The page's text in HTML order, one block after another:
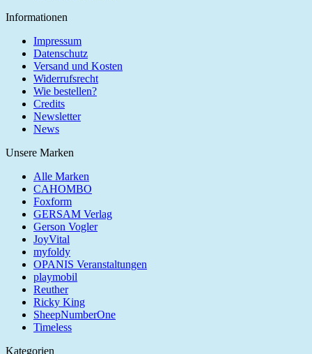
Informationen
Impressum
Datenschutz
Versand und Kosten
Widerrufsrecht
Wie bestellen?
Credits
Newsletter
News
Unsere Marken
Alle Marken
CAHOMBO
Foxform
GERSAM Verlag
Gerson Vogler
JoyVital
myfoldy
OPANIS Veranstaltungen
playmobil
Reuther
Ricky King
SheepNumberOne
Timeless
Kategorien